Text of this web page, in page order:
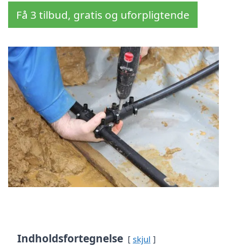
Få 3 tilbud, gratis og uforpligtende
Indholdsfortegnelse skjul